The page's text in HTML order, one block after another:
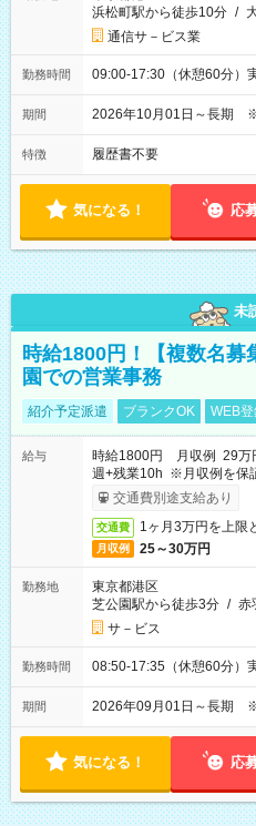
浜松町駅から徒歩10分 /
通信サ－ビス業
勤務時間 09:00-17:30（休憩60分）
期間 2026年10月01日～長期
特徴 履歴書不要
気になる！ 応
未
時給1800円！【複数名募
園での営業事務
紹介予定派遣 ブランクOK WEB
給与
時給1800円 月収例 29万
週+残業10h ※月収例を保
交通費別途支給あり
交通費 1ヶ月3万円を上限
月収例 25～30万円
勤務地
東京都港区
芝公園駅から徒歩3分 / 赤
サ－ビス
勤務時間 08:50-17:35（休憩60分）
期間 2026年09月01日～長期
気になる！ 応